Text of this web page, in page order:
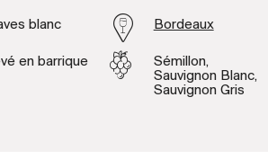
blanc Bordeaux
en barrique
Sémillon,
Sauvignon Blanc,
Sauvignon Gris